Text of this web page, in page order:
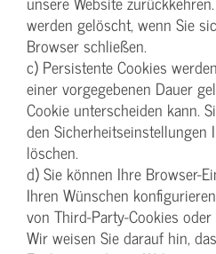
werden gelöscht, wenn Sie
Browser schließen.
c) Persistente Cookies
einer vorgegebenen Dauer
Cookie unterscheiden kann.
den Sicherheitseinstellungen
löschen.
d) Sie können Ihre Browser-
Ihren Wünschen
von Third-Party-Cookies
Wir weisen Sie darauf hin,